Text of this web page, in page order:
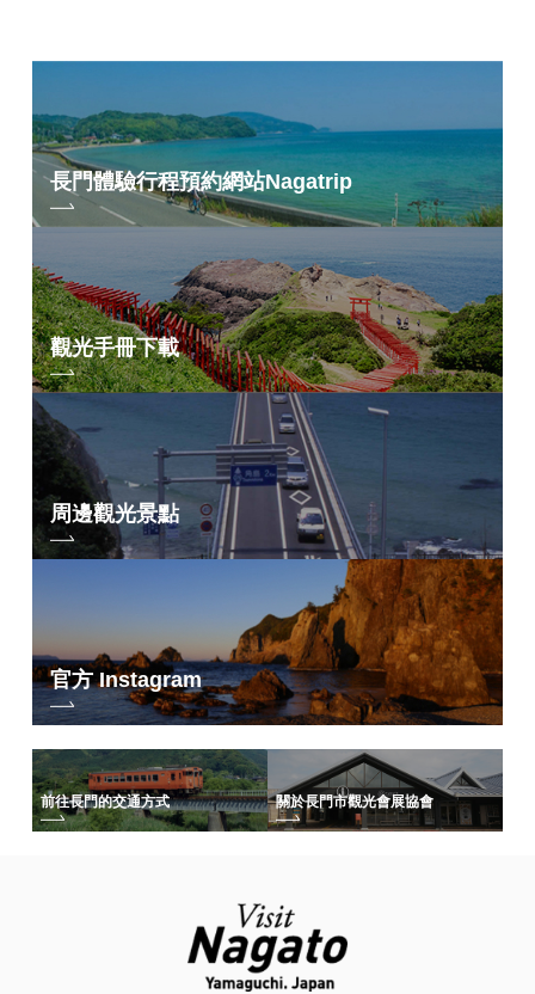
長門體驗行程預約網站Nagatrip
觀光手冊下載
周邊觀光景點
官方 Instagram
前往長門的交通方式 關於長門市觀光會展協會